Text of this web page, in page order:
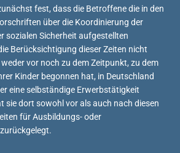
fest, dass die Betroffene die in den
über die Koordinierung der
sozialen Sicherheit aufgestellten
Berücksichtigung dieser Zeiten nicht
vor noch zu dem Zeitpunkt, zu dem
Kinder begonnen hat, in Deutschland
eine selbständige Erwerbstätigkeit
sie dort sowohl vor als auch nach diesen
für Ausbildungs- oder